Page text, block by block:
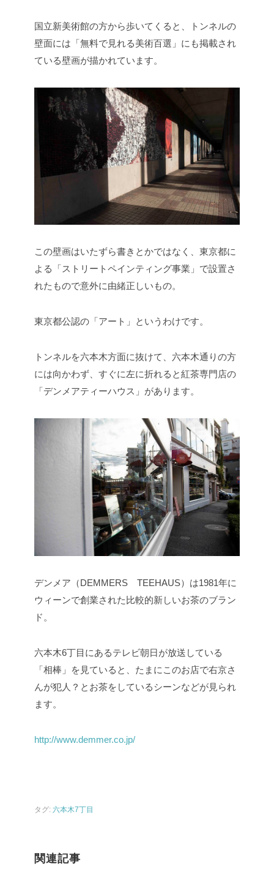
国立新美術館の方から歩いてくると、トンネルの
壁面には「無料で見れる美術百選」にも掲載され
ている壁画が描かれています。
この壁画はいたずら書きとかではなく、東京都に
よる「ストリートペインティング事業」で設置さ
れたもので意外に由緒正しいもの。
東京都公認の「アート」というわけです。
トンネルを六本木方面に抜けて、六本木通りの方
には向かわず、すぐに左に折れると紅茶専門店の
「デンメアティーハウス」があります。
デンメア（DEMMERS TEEHAUS）は1981年に
ウィーンで創業された比較的新しいお茶のブラン
ド。
六本木6丁目にあるテレビ朝日が放送している
「相棒」を見ていると、たまにこのお店で右京さ
んが犯人？とお茶をしているシーンなどが見られ
ます。
http://www.demmer.co.jp/
タグ: 六本木7丁目
関連記事